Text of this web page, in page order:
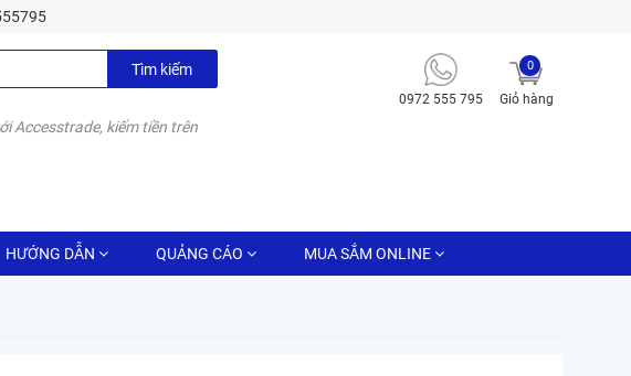
Tìm kiếm
Accesstrade, kiếm tiền trên
0972 555 795 Giỏ hàng
0
HƯỚNG DẪN QUẢNG CÁO MUA SẮM ONLINE